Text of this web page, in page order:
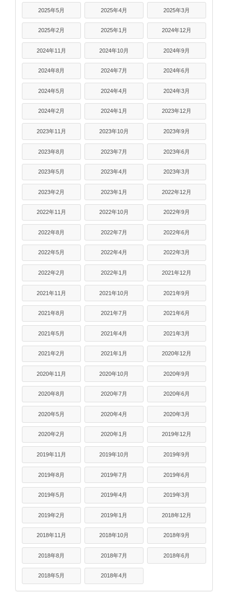
2025年5月 2025年4月 2025年3月
2025年2月 2025年1月 2024年12月
2024年11月 2024年10月 2024年9月
2024年8月 2024年7月 2024年6月
2024年5月 2024年4月 2024年3月
2024年2月 2024年1月 2023年12月
2023年11月 2023年10月 2023年9月
2023年8月 2023年7月 2023年6月
2023年5月 2023年4月 2023年3月
2023年2月 2023年1月 2022年12月
2022年11月 2022年10月 2022年9月
2022年8月 2022年7月 2022年6月
2022年5月 2022年4月 2022年3月
2022年2月 2022年1月 2021年12月
2021年11月 2021年10月 2021年9月
2021年8月 2021年7月 2021年6月
2021年5月 2021年4月 2021年3月
2021年2月 2021年1月 2020年12月
2020年11月 2020年10月 2020年9月
2020年8月 2020年7月 2020年6月
2020年5月 2020年4月 2020年3月
2020年2月 2020年1月 2019年12月
2019年11月 2019年10月 2019年9月
2019年8月 2019年7月 2019年6月
2019年5月 2019年4月 2019年3月
2019年2月 2019年1月 2018年12月
2018年11月 2018年10月 2018年9月
2018年8月 2018年7月 2018年6月
2018年5月 2018年4月